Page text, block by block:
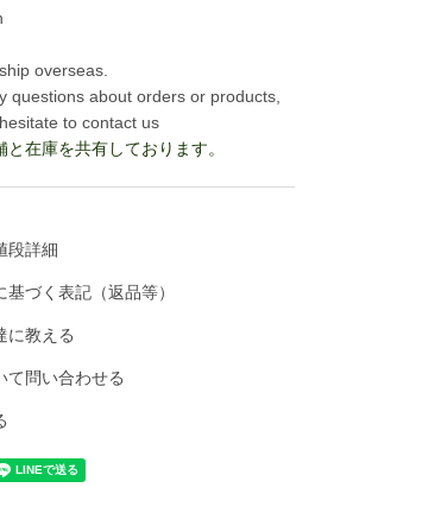
overseas.
questions about orders or products,
to contact us
と在庫を共有しております。
段詳細
づく表記（返品等）
に教える
て問い合わせる